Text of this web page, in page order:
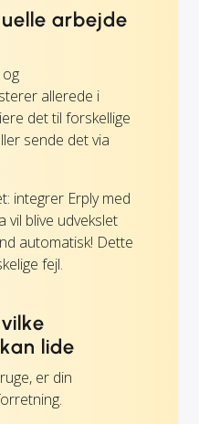
arbejde
allerede i
det til forskellige
sende det via
integrer Erply med
vil blive udvekslet
automatisk! Dette
fejl.
lide
er din